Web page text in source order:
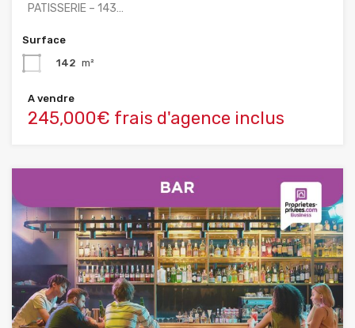
PATISSERIE – 143…
Surface
142 m²
A vendre
245,000€ frais d'agence inclus